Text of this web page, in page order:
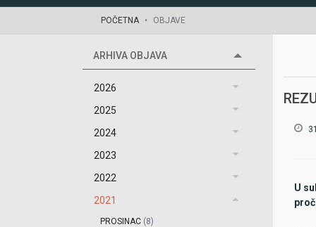
POČETNA OBJAVE
ARHIVA OBJAVA
2026
2025
2024
2023
2022
2021
PROSINAC (8)
U